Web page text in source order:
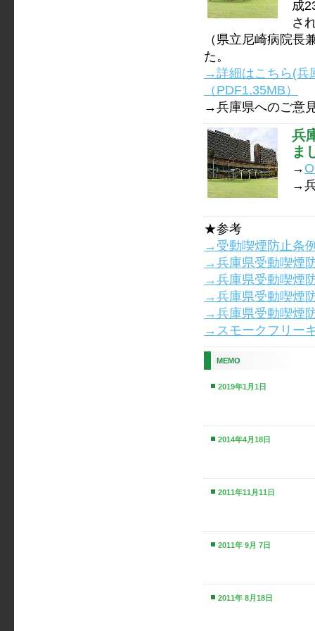
成
さ
（県立尼崎病院
た。
→詳細はこちら(兵
（PDF1.35MB）
→兵庫県へのご意
兵
ま
→
→
★参考
→受動喫煙防止条
→兵庫県受動喫煙
→兵庫県受動喫煙
→兵庫県受動喫煙
→兵庫県受動喫煙
→スモークフリー
MEMO
2019年1月1日
2014年4月18日
2011年11月11日
2011年 9月 7日
2011年 8月18日